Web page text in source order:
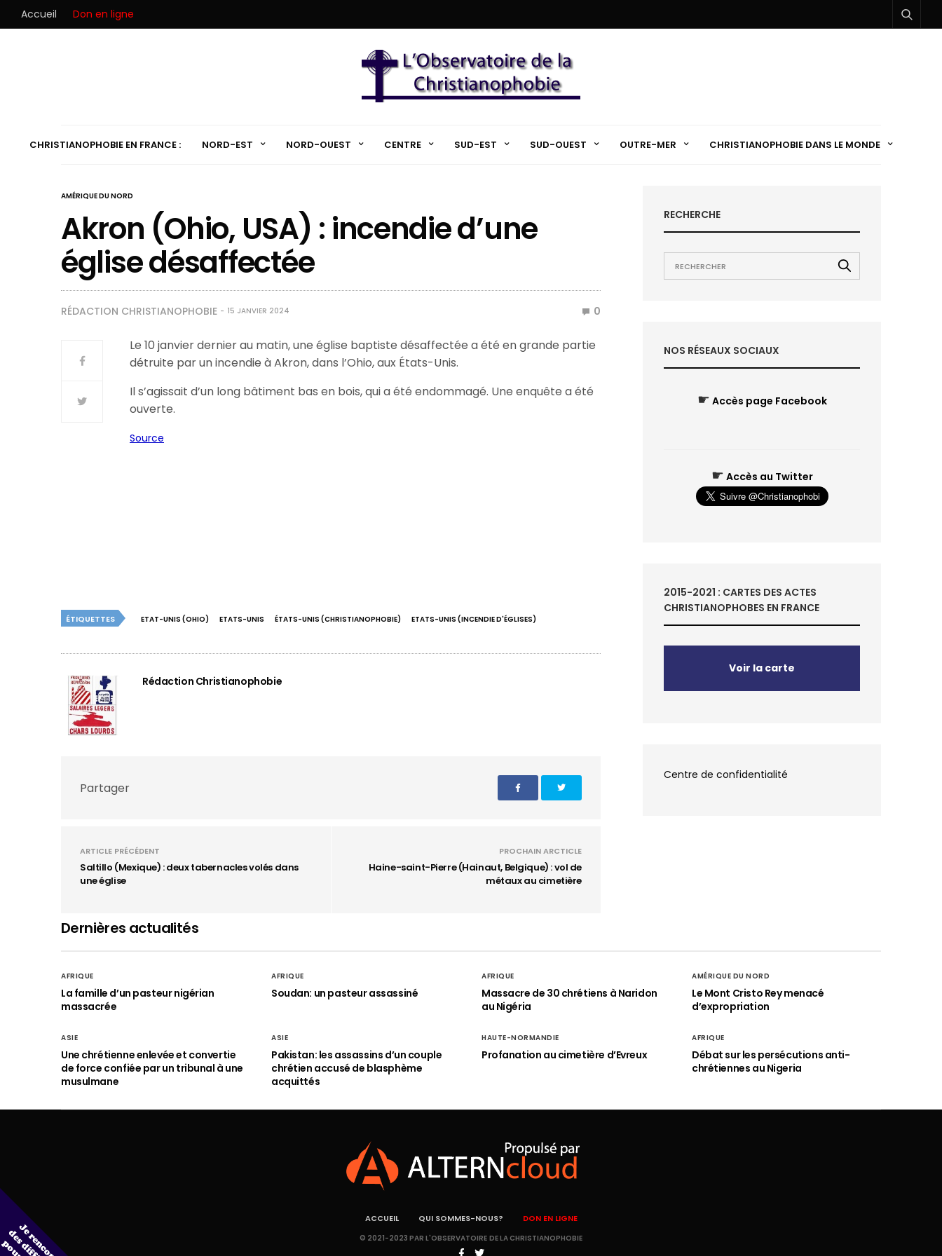
Accueil Don en ligne
CHRISTIANOPHOBIE EN FRANCE : NORD-EST NORD-OUEST CENTRE SUD-EST SUD-OUEST OUTRE-MER CHRISTIANOPHOBIE DANS LE MONDE
AMÉRIQUE DU NORD
Akron (Ohio, USA) : incendie d’une
église désaffectée
RÉDACTION CHRISTIANOPHOBIE 15 JANVIER 2024 0
Le 10 janvier dernier au matin, une église baptiste désaffectée a été en grande partie
détruite par un incendie à Akron, dans l’Ohio, aux États-Unis.
Il s’agissait d’un long bâtiment bas en bois, qui a été endommagé. Une enquête a été
ouverte.
Source
ÉTIQUETTES ETAT-UNIS (OHIO) ETATS-UNIS ÉTATS-UNIS (CHRISTIANOPHOBIE) ETATS-UNIS (INCENDIE D'ÉGLISES)
Rédaction Christianophobie
Partager
ARTICLE PRÉCÉDENT
Saltillo (Mexique) : deux tabernacles volés dans
une église
PROCHAIN ARCTICLE
Haine-saint-Pierre (Hainaut, Belgique) : vol de
métaux au cimetière
RECHERCHE
NOS RÉSEAUX SOCIAUX
☛ Accès page Facebook
☛ Accès au Twitter
2015-2021 : CARTES DES ACTES
CHRISTIANOPHOBES EN FRANCE
Voir la carte
Centre de confidentialité
Dernières actualités
AFRIQUE
La famille d’un pasteur nigérian
massacrée
AFRIQUE
Soudan: un pasteur assassiné
AFRIQUE
Massacre de 30 chrétiens à Naridon
au Nigéria
AMÉRIQUE DU NORD
Le Mont Cristo Rey menacé
d’expropriation
ASIE
Une chrétienne enlevée et convertie
de force confiée par un tribunal à une
musulmane
ASIE
Pakistan: les assassins d’un couple
chrétien accusé de blasphème
acquittés
HAUTE-NORMANDIE
Profanation au cimetière d’Evreux
AFRIQUE
Débat sur les persécutions anti-
chrétiennes au Nigeria
ACCUEIL QUI SOMMES-NOUS? DON EN LIGNE
© 2021-2023 PAR L'OBSERVATOIRE DE LA CHRISTIANOPHOBIE